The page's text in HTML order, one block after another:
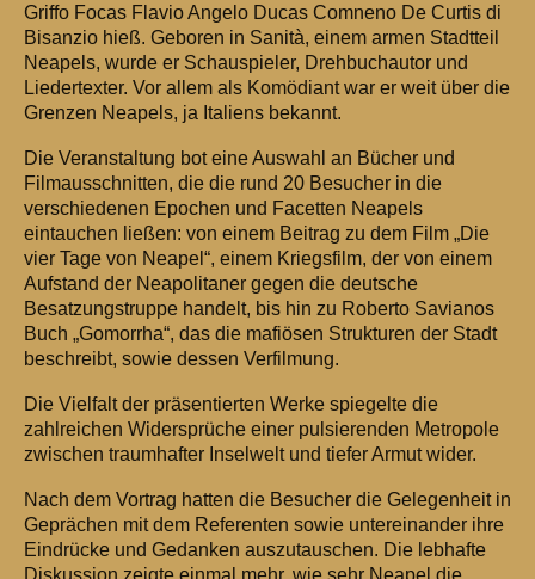
Griffo Focas Flavio Angelo Ducas Comneno De Curtis di
Bisanzio hieß. Geboren in Sanità, einem armen Stadtteil
Neapels, wurde er Schauspieler, Drehbuchautor und
Liedertexter. Vor allem als Komödiant war er weit über die
Grenzen Neapels, ja Italiens bekannt.
Die Veranstaltung bot eine Auswahl an Bücher und
Filmausschnitten, die die rund 20 Besucher in die
verschiedenen Epochen und Facetten Neapels
eintauchen ließen: von einem Beitrag zu dem Film „Die
vier Tage von Neapel“, einem Kriegsfilm, der von einem
Aufstand der Neapolitaner gegen die deutsche
Besatzungstruppe handelt, bis hin zu Roberto Savianos
Buch „Gomorrha“, das die mafiösen Strukturen der Stadt
beschreibt, sowie dessen Verfilmung.
Die Vielfalt der präsentierten Werke spiegelte die
zahlreichen Widersprüche einer pulsierenden Metropole
zwischen traumhafter Inselwelt und tiefer Armut wider.
Nach dem Vortrag hatten die Besucher die Gelegenheit in
Geprächen mit dem Referenten sowie untereinander ihre
Eindrücke und Gedanken auszutauschen. Die lebhafte